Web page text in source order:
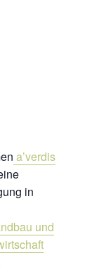
a’verdis
in
und